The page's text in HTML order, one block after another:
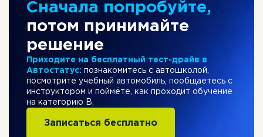
Сначала попробуйте,
потом принимайте
решение
Приходите на бесплатный тест-драйв в
Автостатус: познакомитесь с автошколой,
посмотрите учебный автомобиль, пообщаетесь с
инструктором и поймёте, как проходит обучение
на категорию B.
Записаться бесплатно